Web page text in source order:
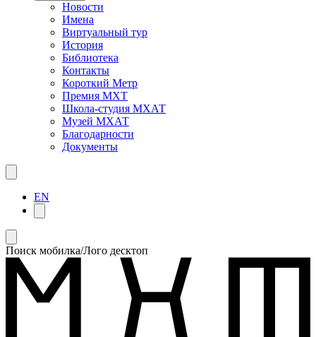
Новости
Имена
Виртуальный тур
История
Библиотека
Контакты
Короткий Метр
Премия МХТ
Школа-студия МХАТ
Музей МХАТ
Благодарности
Документы
EN
Поиск мобилка/Лого десктоп